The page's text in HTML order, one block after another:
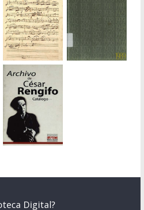
Digital?